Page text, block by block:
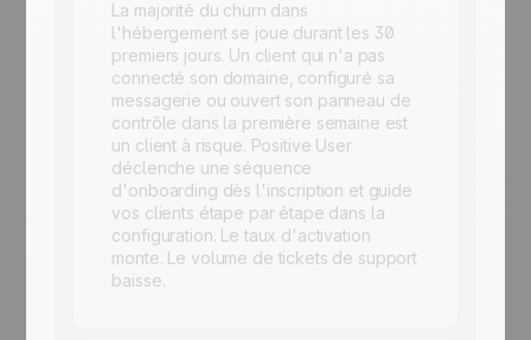
La majorité du churn dans
l'hébergement se joue durant les 30
premiers jours. Un client qui n'a pas
connecté son domaine, configuré sa
messagerie ou ouvert son panneau de
contrôle dans la première semaine est
un client à risque. Positive User
déclenche une séquence
d'onboarding dès l'inscription et guide
vos clients étape par étape dans la
configuration. Le taux d'activation
monte. Le volume de tickets de support
baisse.